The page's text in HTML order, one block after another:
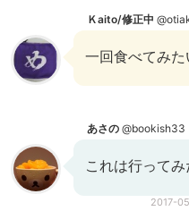
Ｋaito/修正中
一回食べてみ
あさの @bookish33
これは行ってみ
2017-